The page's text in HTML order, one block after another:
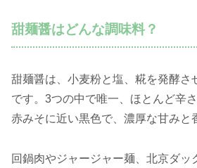
甜麺醤はどんな調味料？
甜麺醤は、小麦粉と塩、糀を発酵さ
です。3つの中で唯一、ほとんど辛
赤みそに近い黒色で、濃厚な甘みと
回鍋肉やジャージャー麺、北京ダッ